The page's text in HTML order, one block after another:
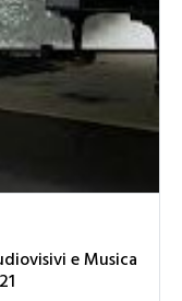
e Musica